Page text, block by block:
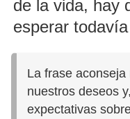
de la vida, hay
esperar
La frase
nuestros deseos
expectativas